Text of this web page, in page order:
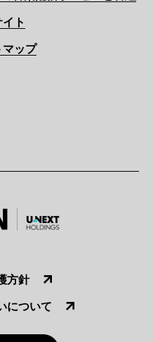
ト
マップ
方針
について